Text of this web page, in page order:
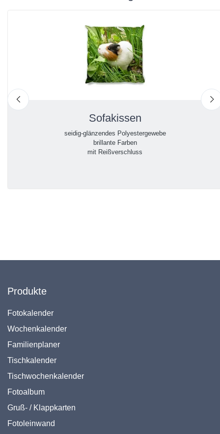
Sofakissen
seidig-glänzendes Polyestergewebe
brillante Farben
mit Reißverschluss
Produkte
Fotokalender
Wochenkalender
Familienplaner
Tischkalender
Tischwochenkalender
Fotoalbum
Gruß- / Klappkarten
Fotoleinwand